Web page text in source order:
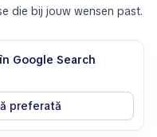
die bij jouw wensen past.
Google Search
preferată